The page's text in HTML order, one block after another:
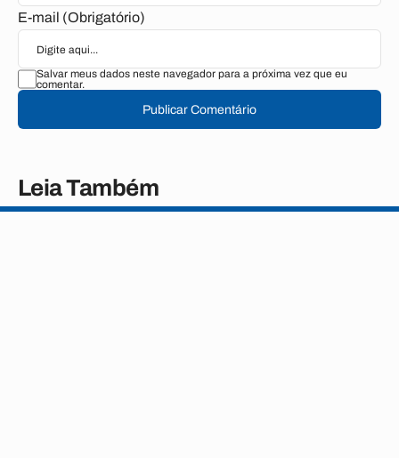
E-mail (Obrigatório)
Salvar meus dados neste navegador para a próxima vez que eu
comentar.
Publicar Comentário
Leia Também